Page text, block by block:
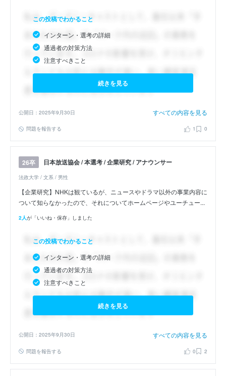
この投稿でわかること
インターン・選考の詳細
通過者の対策方法
注意すべきこと
続きを見る
公開日：2025年9月30日 すべての内容を見る
問題を報告する 1 0
26卒 日本放送協会 / 本選考 / 企業研究 / アナウンサー
法政大学 / 文系 / 男性
【企業研究】NHKは観ているが、ニュースやドラマ以外の事業内容に
ついて知らなかったので、それについてホームページやユーチュー...
2人が「いいね・保存」しました
この投稿でわかること
インターン・選考の詳細
通過者の対策方法
注意すべきこと
続きを見る
公開日：2025年9月30日 すべての内容を見る
問題を報告する 0 2